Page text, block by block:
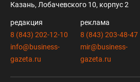
Казань, Лобачевского 10, корпус 2
редакция
8 (843) 202-12-10
info@business-
gazeta.ru
реклама
8 (843) 203-48-47
mir@business-
gazeta.ru